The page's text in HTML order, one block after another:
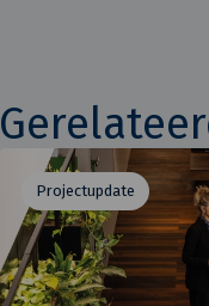
Projectupdate